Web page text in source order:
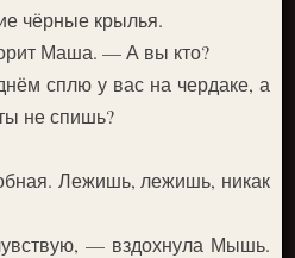
чёрные крылья.
Маша. — А вы кто?
сплю у вас на чердаке, а
не спишь?
Лежишь, лежишь, никак
— вздохнула Мышь.